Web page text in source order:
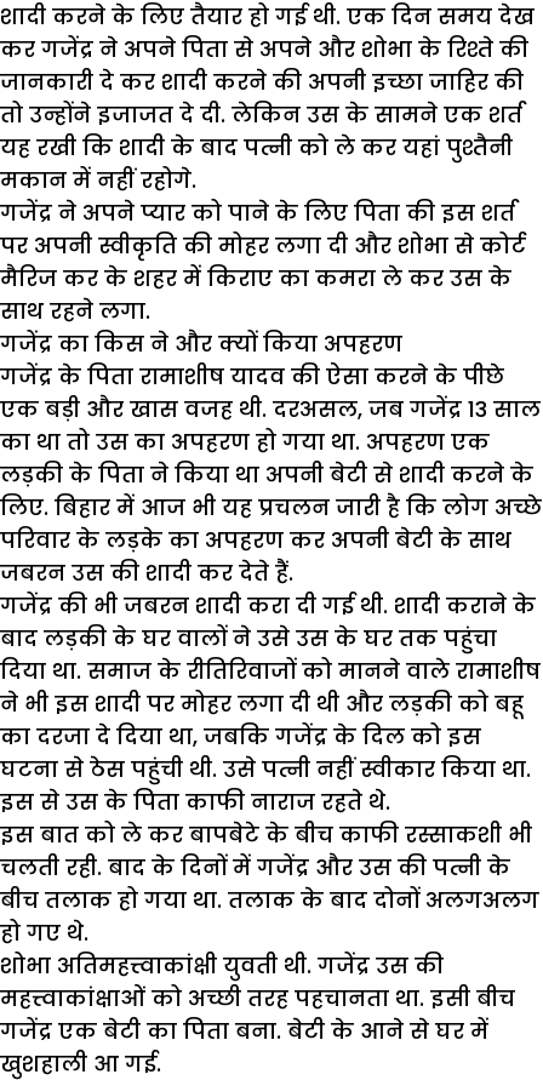
शादी करने के लिए तैयार हो गई थी. एक दिन समय देख
कर गजेंद्र ने अपने पिता से अपने और शोभा के रिश्ते की
जानकारी दे कर शादी करने की अपनी इच्छा जाहिर की
तो उन्होंने इजाजत दे दी. लेकिन उस के सामने एक शर्त
यह रखी कि शादी के बाद पत्नी को ले कर यहां पुश्तैनी
मकान में नहीं रहोगे.
गजेंद्र ने अपने प्यार को पाने के लिए पिता की इस शर्त
पर अपनी स्वीकृति की मोहर लगा दी और शोभा से कोर्ट
मैरिज कर के शहर में किराए का कमरा ले कर उस के
साथ रहने लगा.
गजेंद्र का किस ने और क्यों किया अपहरण
गजेंद्र के पिता रामाशीष यादव की ऐसा करने के पीछे
एक बड़ी और खास वजह थी. दरअसल, जब गजेंद्र 13 साल
का था तो उस का अपहरण हो गया था. अपहरण एक
लड़की के पिता ने किया था अपनी बेटी से शादी करने के
लिए. बिहार में आज भी यह प्रचलन जारी है कि लोग अच्छे
परिवार के लड़के का अपहरण कर अपनी बेटी के साथ
जबरन उस की शादी कर देते हैं.
गजेंद्र की भी जबरन शादी करा दी गई थी. शादी कराने के
बाद लड़की के घर वालों ने उसे उस के घर तक पहुंचा
दिया था. समाज के रीतिरिवाजों को मानने वाले रामाशीष
ने भी इस शादी पर मोहर लगा दी थी और लड़की को बहू
का दरजा दे दिया था, जबकि गजेंद्र के दिल को इस
घटना से ठेस पहुंची थी. उसे पत्नी नहीं स्वीकार किया था.
इस से उस के पिता काफी नाराज रहते थे.
इस बात को ले कर बापबेटे के बीच काफी रस्साकशी भी
चलती रही. बाद के दिनों में गजेंद्र और उस की पत्नी के
बीच तलाक हो गया था. तलाक के बाद दोनों अलगअलग
हो गए थे.
शोभा अतिमहत्त्वाकांक्षी युवती थी. गजेंद्र उस की
महत्त्वाकांक्षाओं को अच्छी तरह पहचानता था. इसी बीच
गजेंद्र एक बेटी का पिता बना. बेटी के आने से घर में
खुशहाली आ गई.